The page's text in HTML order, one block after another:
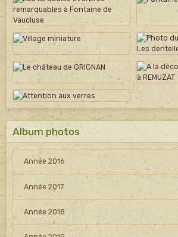
Album photos
Année 2016
Année 2017
Année 2018